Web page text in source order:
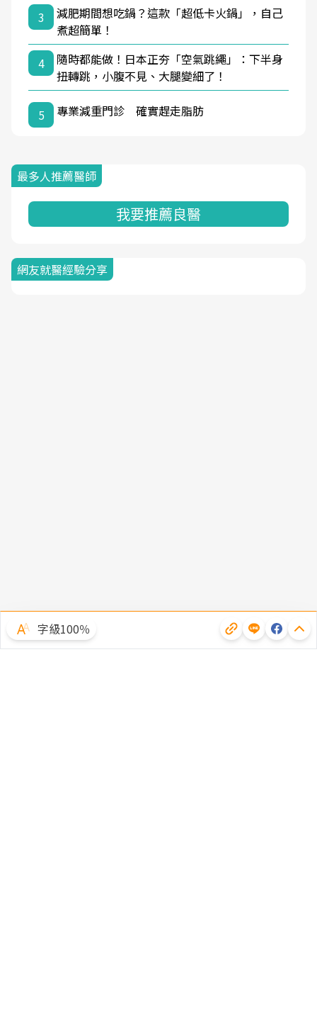
3
減肥期間想吃鍋？這款「超低卡火鍋」，自己
煮超簡單！
4
隨時都能做！日本正夯「空氣跳繩」：下半身
扭轉跳，小腹不見、大腿變細了！
5 專業減重門診 確實趕走脂肪
最多人推薦醫師
我要推薦良醫
網友就醫經驗分享
字級100％